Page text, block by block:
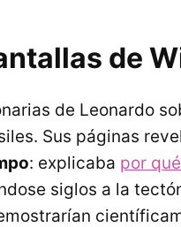
de
de Leonardo
Sus páginas
: explicaba por
siglos a la